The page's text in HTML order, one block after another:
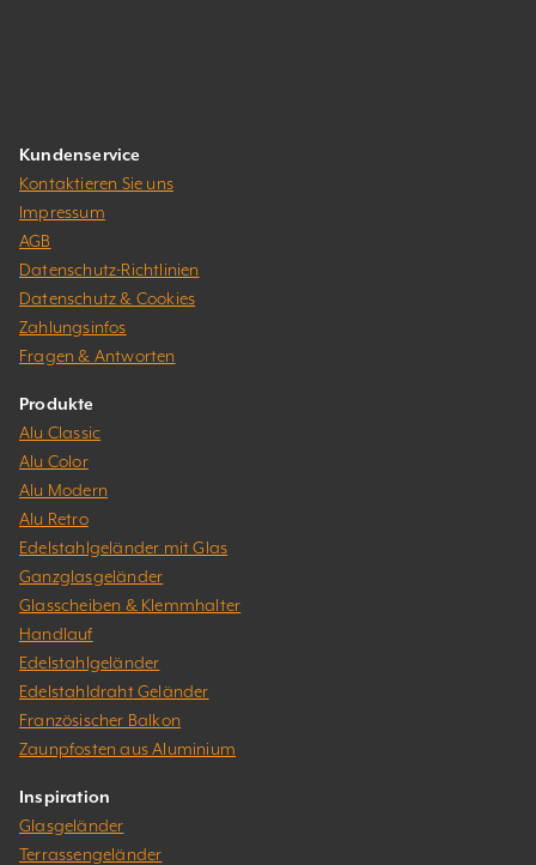
Kundenservice
Kontaktieren Sie uns
Impressum
AGB
Datenschutz-Richtlinien
Datenschutz & Cookies
Zahlungsinfos
Fragen & Antworten
Produkte
Alu Classic
Alu Color
Alu Modern
Alu Retro
Edelstahlgeländer mit Glas
Ganzglasgeländer
Glasscheiben & Klemmhalter
Handlauf
Edelstahlgeländer
Edelstahldraht Geländer
Französischer Balkon
Zaunpfosten aus Aluminium
Inspiration
Glasgeländer
Terrassengeländer